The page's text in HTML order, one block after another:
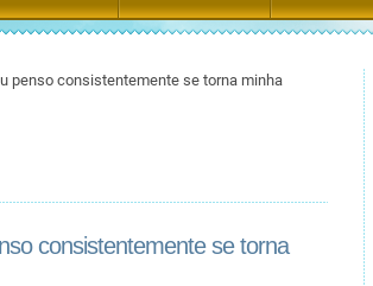
penso consistentemente se torna minha
consistentemente se torna